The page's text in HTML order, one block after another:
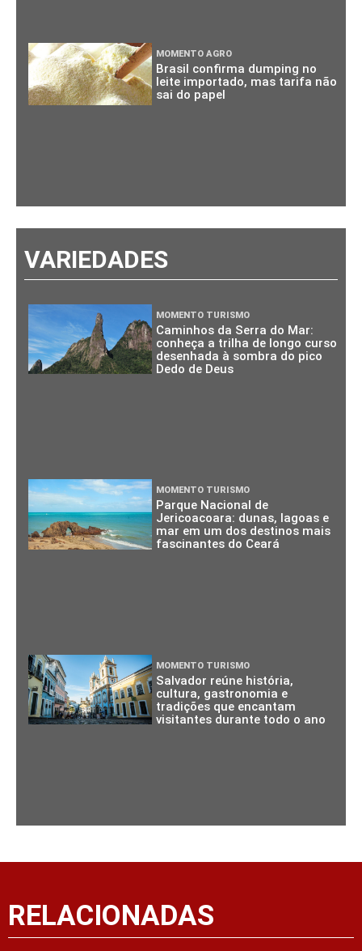
MOMENTO AGRO
Brasil confirma dumping no
leite importado, mas tarifa não
sai do papel
VARIEDADES
MOMENTO TURISMO
Caminhos da Serra do Mar:
conheça a trilha de longo curso
desenhada à sombra do pico
Dedo de Deus
MOMENTO TURISMO
Parque Nacional de
Jericoacoara: dunas, lagoas e
mar em um dos destinos mais
fascinantes do Ceará
MOMENTO TURISMO
Salvador reúne história,
cultura, gastronomia e
tradições que encantam
visitantes durante todo o ano
RELACIONADAS